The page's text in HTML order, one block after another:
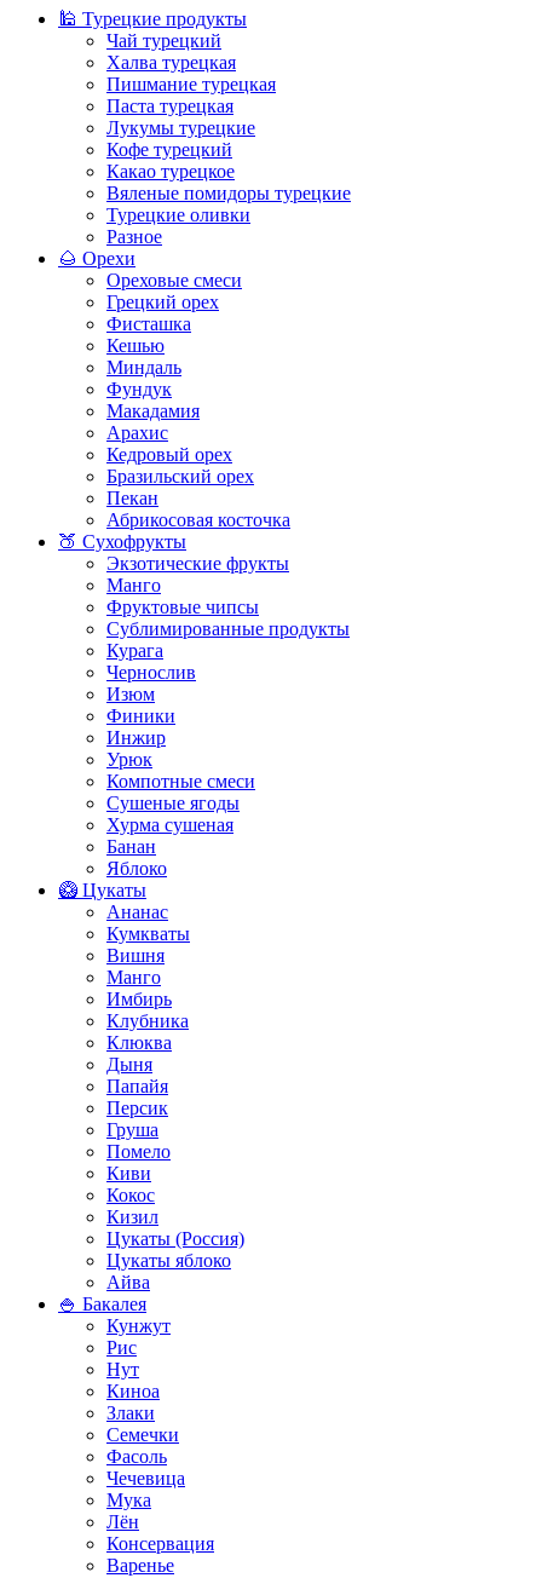
🕌 Турецкие продукты
Чай турецкий
Халва турецкая
Пишмание турецкая
Паста турецкая
Лукумы турецкие
Кофе турецкий
Какао турецкое
Вяленые помидоры турецкие
Турецкие оливки
Разное
🌰 Орехи
Ореховые смеси
Грецкий орех
Фисташка
Кешью
Миндаль
Фундук
Макадамия
Арахис
Кедровый орех
Бразильский орех
Пекан
Абрикосовая косточка
🍑 Сухофрукты
Экзотические фрукты
Манго
Фруктовые чипсы
Сублимированные продукты
Курага
Чернослив
Изюм
Финики
Инжир
Урюк
Компотные смеси
Сушеные ягоды
Хурма сушеная
Банан
Яблоко
🥝 Цукаты
Ананас
Кумкваты
Вишня
Манго
Имбирь
Клубника
Клюква
Дыня
Папайя
Персик
Груша
Помело
Киви
Кокос
Кизил
Цукаты (Россия)
Цукаты яблоко
Айва
🍚 Бакалея
Кунжут
Рис
Нут
Киноа
Злаки
Семечки
Фасоль
Чечевица
Мука
Лён
Консервация
Варенье